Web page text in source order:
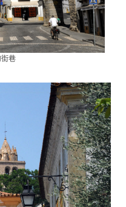
巷